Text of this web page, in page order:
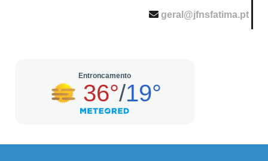
geral@jfnsfatima.pt